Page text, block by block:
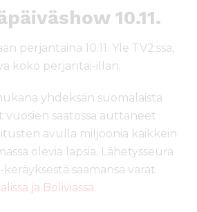
10.11.
perjantaina 10.11. Yle TV2:ssa,
koko perjantai-illan.
yhdeksän suomalaista
vuosien saatossa auttaneet
avulla miljoonia kaikkein
olevia lapsia. Lähetysseura
saamansa varat
ja Boliviassa.